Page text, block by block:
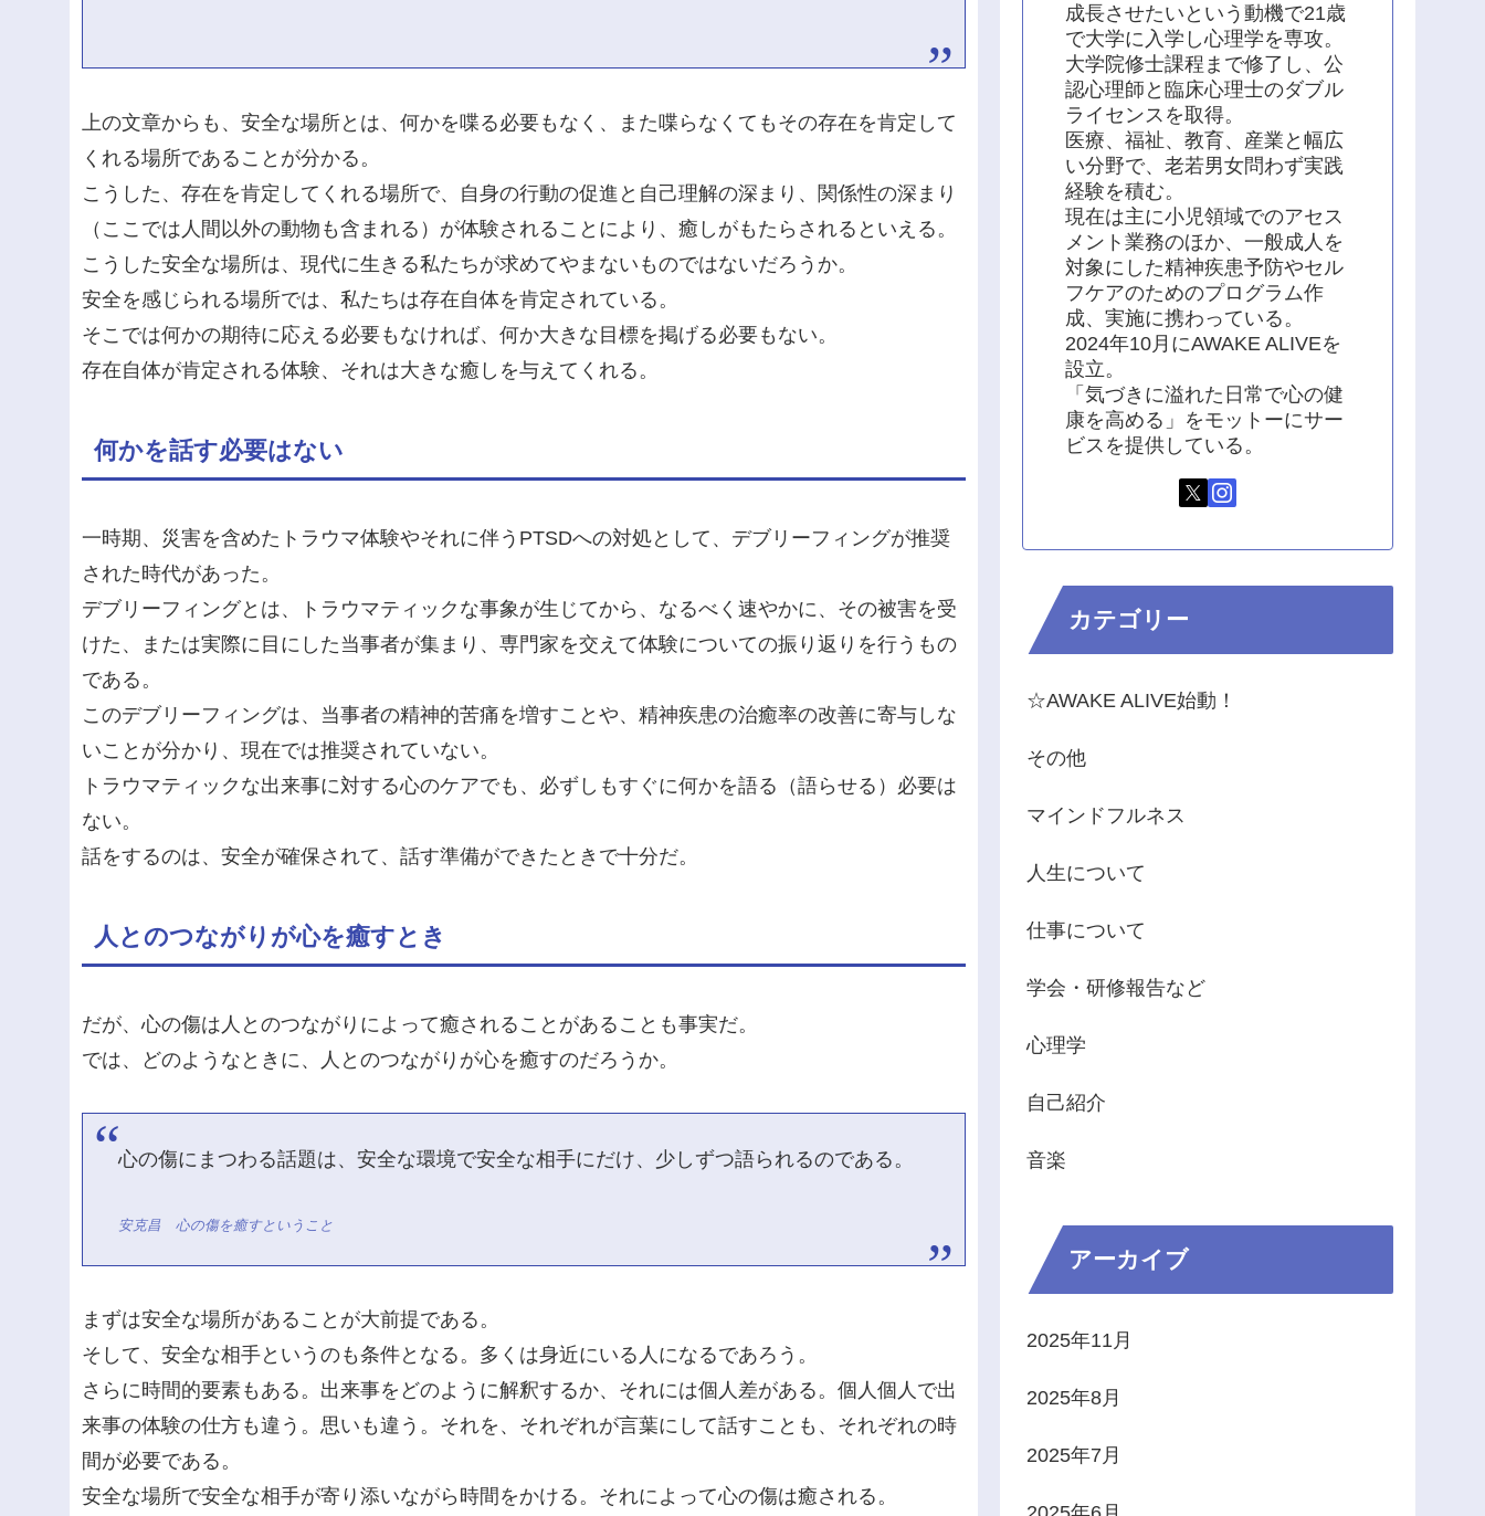
上の文章からも、安全な場所とは、何かを喋る必要もなく、また喋らなくてもその存在を肯定して
くれる場所であることが分かる。
こうした、存在を肯定してくれる場所で、自身の行動の促進と自己理解の深まり、関係性の深まり
（ここでは人間以外の動物も含まれる）が体験されることにより、癒しがもたらされるといえる。
こうした安全な場所は、現代に生きる私たちが求めてやまないものではないだろうか。
安全を感じられる場所では、私たちは存在自体を肯定されている。
そこでは何かの期待に応える必要もなければ、何か大きな目標を掲げる必要もない。
存在自体が肯定される体験、それは大きな癒しを与えてくれる。
何かを話す必要はない
一時期、災害を含めたトラウマ体験やそれに伴うPTSDへの対処として、デブリーフィングが推奨
された時代があった。
デブリーフィングとは、トラウマティックな事象が生じてから、なるべく速やかに、その被害を受
けた、または実際に目にした当事者が集まり、専門家を交えて体験についての振り返りを行うもの
である。
このデブリーフィングは、当事者の精神的苦痛を増すことや、精神疾患の治癒率の改善に寄与しな
いことが分かり、現在では推奨されていない。
トラウマティックな出来事に対する心のケアでも、必ずしもすぐに何かを語る（語らせる）必要は
ない。
話をするのは、安全が確保されて、話す準備ができたときで十分だ。
人とのつながりが心を癒すとき
だが、心の傷は人とのつながりによって癒されることがあることも事実だ。
では、どのようなときに、人とのつながりが心を癒すのだろうか。
心の傷にまつわる話題は、安全な環境で安全な相手にだけ、少しずつ語られるのである。
安克昌 心の傷を癒すということ
まずは安全な場所があることが大前提である。
そして、安全な相手というのも条件となる。多くは身近にいる人になるであろう。
さらに時間的要素もある。出来事をどのように解釈するか、それには個人差がある。個人個人で出
来事の体験の仕方も違う。思いも違う。それを、それぞれが言葉にして話すことも、それぞれの時
間が必要である。
安全な場所で安全な相手が寄り添いながら時間をかける。それによって心の傷は癒される。
成長させたいという動機で21歳
で大学に入学し心理学を専攻。
大学院修士課程まで修了し、公
認心理師と臨床心理士のダブル
ライセンスを取得。
医療、福祉、教育、産業と幅広
い分野で、老若男女問わず実践
経験を積む。
現在は主に小児領域でのアセス
メント業務のほか、一般成人を
対象にした精神疾患予防やセル
フケアのためのプログラム作
成、実施に携わっている。
2024年10月にAWAKE ALIVEを
設立。
「気づきに溢れた日常で心の健
康を高める」をモットーにサー
ビスを提供している。
カテゴリー
☆AWAKE ALIVE始動！
その他
マインドフルネス
人生について
仕事について
学会・研修報告など
心理学
自己紹介
音楽
アーカイブ
2025年11月
2025年8月
2025年7月